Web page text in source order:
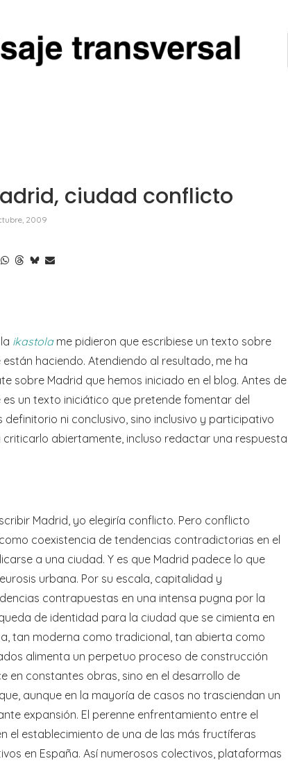
ciudad conflicto
2009
ikastolame pidieron que escribiese un texto sobre
haciendo. Atendiendo al resultado, me ha
sobre Madrid que hemos iniciado en el blog. Antes de
un texto iniciático que pretende fomentar del
ni conclusivo, sino inclusivo y participativo
abiertamente, incluso redactar una respuesta
Madrid, yo elegiría conflicto. Pero conflicto
coexistencia de tendencias contradictorias en el
a una ciudad. Y es que Madrid padece lo que
urbana. Por su escala, capitalidad y
contrapuestas en una intensa pugna por la
de identidad para la ciudad que se cimienta en
tan moderna como tradicional, tan abierta como
alimenta un perpetuo proceso de construcción
en constantes obras, sino en el desarrollo de
aunque en la mayoría de casos no trasciendan un
expansión. El perenne enfrentamiento entre el
el establecimiento de una de las más fructíferas
en España. Así numerosos colectivos, plataformas